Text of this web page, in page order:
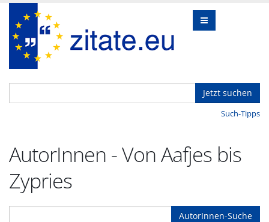
Jetzt suchen
Such-Tipps
AutorInnen - Von Aafjes bis
Zypries
AutorInnen-Suche